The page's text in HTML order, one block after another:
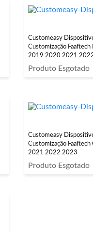
Customeasy
Customização
2019 2020 2021
Produto Esgotado
Customeasy
Customização
2021 2022 2023
Produto Esgotado